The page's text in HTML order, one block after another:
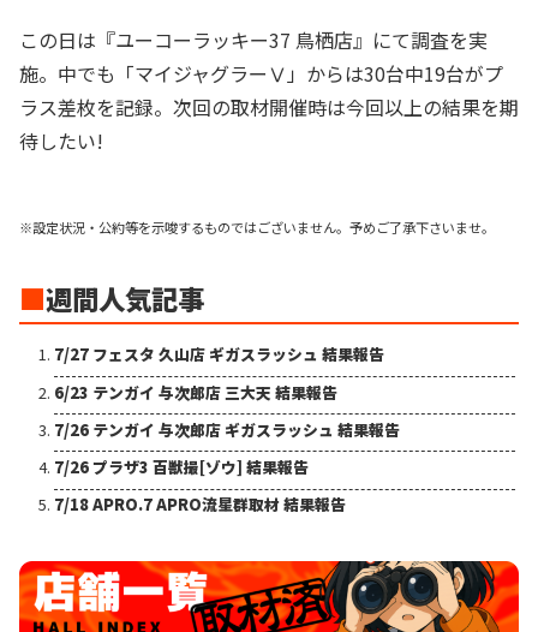
この日は『ユーコーラッキー37 鳥栖店』にて調査を実
施。中でも「マイジャグラーⅤ」からは30台中19台がプ
ラス差枚を記録。次回の取材開催時は今回以上の結果を期
待したい!
※設定状況・公約等を示唆するものではございません。予めご了承下さいませ。
■週間人気記事
7/27 フェスタ 久山店 ギガスラッシュ 結果報告
6/23 テンガイ 与次郎店 三大天 結果報告
7/26 テンガイ 与次郎店 ギガスラッシュ 結果報告
7/26 プラザ3 百獣撮[ゾウ] 結果報告
7/18 APRO.7 APRO流星群取材 結果報告